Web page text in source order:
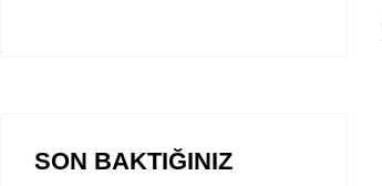
SON BAKTIĞINIZ